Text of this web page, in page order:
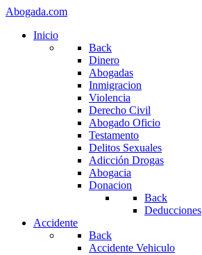
Abogada.com
Inicio
Back
Dinero
Abogadas
Inmigracion
Violencia
Derecho Civil
Abogado Oficio
Testamento
Delitos Sexuales
Adicción Drogas
Abogacia
Donacion
Back
Deducciones
Accidente
Back
Accidente Vehiculo